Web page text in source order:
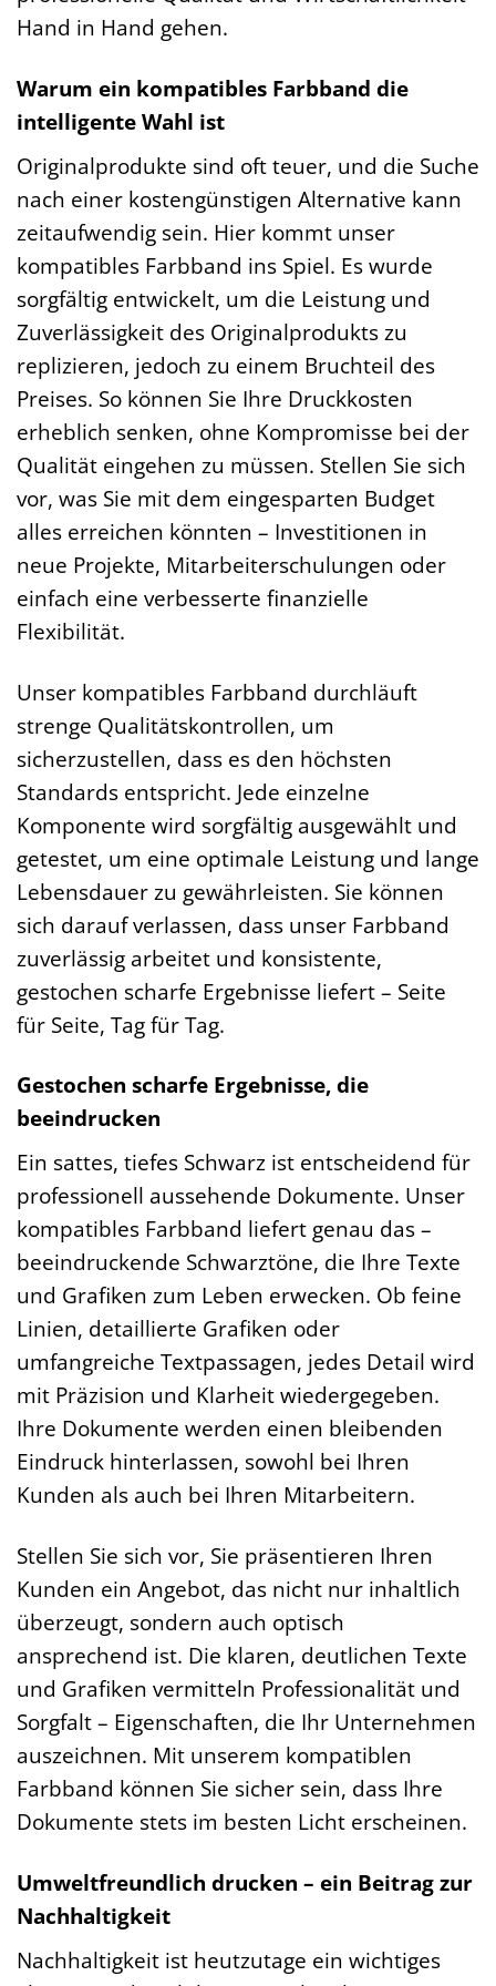
Hand in Hand gehen.
Warum ein kompatibles Farbband die
intelligente Wahl ist
Originalprodukte sind oft teuer, und die Suche
nach einer kostengünstigen Alternative kann
zeitaufwendig sein. Hier kommt unser
kompatibles Farbband ins Spiel. Es wurde
sorgfältig entwickelt, um die Leistung und
Zuverlässigkeit des Originalprodukts zu
replizieren, jedoch zu einem Bruchteil des
Preises. So können Sie Ihre Druckkosten
erheblich senken, ohne Kompromisse bei der
Qualität eingehen zu müssen. Stellen Sie sich
vor, was Sie mit dem eingesparten Budget
alles erreichen könnten – Investitionen in
neue Projekte, Mitarbeiterschulungen oder
einfach eine verbesserte finanzielle
Flexibilität.
Unser kompatibles Farbband durchläuft
strenge Qualitätskontrollen, um
sicherzustellen, dass es den höchsten
Standards entspricht. Jede einzelne
Komponente wird sorgfältig ausgewählt und
getestet, um eine optimale Leistung und lange
Lebensdauer zu gewährleisten. Sie können
sich darauf verlassen, dass unser Farbband
zuverlässig arbeitet und konsistente,
gestochen scharfe Ergebnisse liefert – Seite
für Seite, Tag für Tag.
Gestochen scharfe Ergebnisse, die
beeindrucken
Ein sattes, tiefes Schwarz ist entscheidend für
professionell aussehende Dokumente. Unser
kompatibles Farbband liefert genau das –
beeindruckende Schwarztöne, die Ihre Texte
und Grafiken zum Leben erwecken. Ob feine
Linien, detaillierte Grafiken oder
umfangreiche Textpassagen, jedes Detail wird
mit Präzision und Klarheit wiedergegeben.
Ihre Dokumente werden einen bleibenden
Eindruck hinterlassen, sowohl bei Ihren
Kunden als auch bei Ihren Mitarbeitern.
Stellen Sie sich vor, Sie präsentieren Ihren
Kunden ein Angebot, das nicht nur inhaltlich
überzeugt, sondern auch optisch
ansprechend ist. Die klaren, deutlichen Texte
und Grafiken vermitteln Professionalität und
Sorgfalt – Eigenschaften, die Ihr Unternehmen
auszeichnen. Mit unserem kompatiblen
Farbband können Sie sicher sein, dass Ihre
Dokumente stets im besten Licht erscheinen.
Umweltfreundlich drucken – ein Beitrag zur
Nachhaltigkeit
Nachhaltigkeit ist heutzutage ein wichtiges